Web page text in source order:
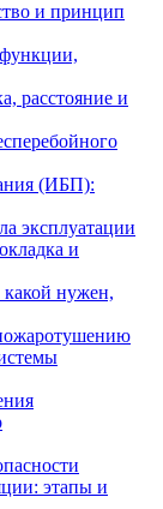
и принцип
расстояние и
(ИБП):
эксплуатации
и
нужен,
этапы и